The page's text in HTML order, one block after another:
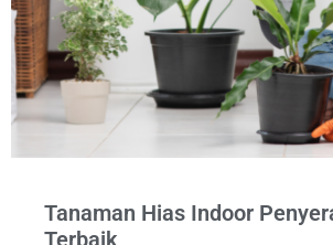
Tanaman Hias Indoor
Terbaik